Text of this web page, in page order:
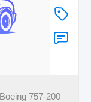
757-200